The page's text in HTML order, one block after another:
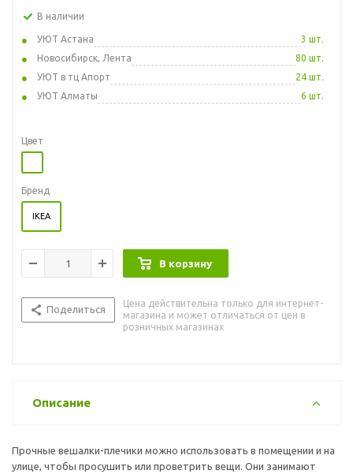
В наличии
УЮТ Астана
3 шт.
Новосибирск, Лента
80 шт.
УЮТ в тц Апорт
24 шт.
УЮТ Алматы
6 шт.
Цвет
Бренд
IKEA
В корзину
Поделиться
Цена действительна только для интернет-
магазина и может отличаться от цен в
розничных магазинах
Описание
Прочные вешалки-плечики можно использовать в помещении и на
улице, чтобы просушить или проветрить вещи. Они занимают